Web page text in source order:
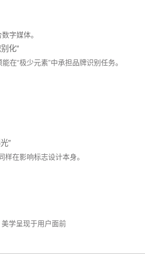
字媒体。
化”
在“极少元素”中承担品牌识别任务。
”
在影响标志设计本身。
学呈现于用户面前